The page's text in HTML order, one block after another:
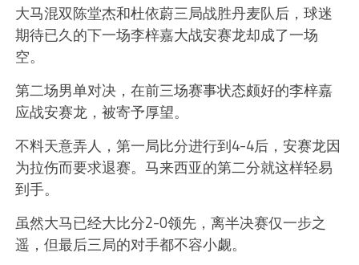
大马混双陈堂杰和杜依蔚三局战胜丹麦队后，球迷
期待已久的下一场李梓嘉大战安赛龙却成了一场
空。
第二场男单对决，在前三场赛事状态颇好的李梓嘉
应战安赛龙，被寄予厚望。
不料天意弄人，第一局比分进行到4-4后，安赛龙因
为拉伤而要求退赛。马来西亚的第二分就这样轻易
到手。
虽然大马已经大比分2-0领先，离半决赛仅一步之
遥，但最后三局的对手都不容小觑。